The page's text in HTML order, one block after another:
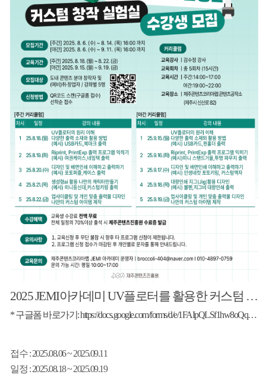
2025 JEMI아카데미 UV플로터를 활용한 커스텀 창작 실험실
* 구글폼 바로가기: https://docs.google.com/forms/d/e/1FAIpQLSf1hw8oQqkznrZctgwSvKt26oi8r2fohaZlgPNVwx_Qe56H9A/viewform
접수: 2025.08.06 ~ 2025.09.11
일정 : 2025.08.18 ~ 2025.09.19